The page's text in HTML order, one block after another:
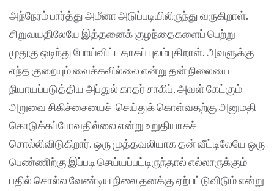
அந்நேரம் பார்த்து அமீனா அடுப்படியிலிருந்து வருகிறாள்.
சிறுவயதிலேயே இத்தனைக் குழந்தைகளைப் பெற்று
முதுகு ஒடிந்து போய்விட்டதாகப் புலம்புகிறாள். அவளுக்கு
எந்த குறையும் வைக்கவில்லை என்று தன் நிலையை
நியாயப்படுத்திய அப்துல் காதர் சாகிப், அவள் கேட்கும்
அறுவை சிகிச்சையைச் செய்துக் கொள்வதற்கு அனுமதி
கொடுக்கப்போவதில்லை என்று உறுதியாகச்
சொல்லிவிடுகிறார். ஒரு முத்தவலியாக தன் வீட்டிலேயே ஒரு
பெண்ணிற்கு இப்படி செய்யப்பட்டிருந்தால் எல்லாருக்கும்
பதில் சொல்ல வேண்டிய நிலை தனக்கு ஏற்பட்டுவிடும் என்று